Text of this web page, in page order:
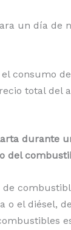
un día de
consumo
total del
durante
del
o el diésel,